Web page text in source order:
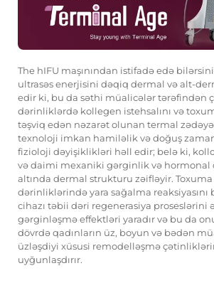
The hIFU maşınından istifadə edə
ultrasəs enerjisini dəqiq dermal və alt-
edir ki, bu da səthi müalicələr tərəfindən
dərinliklərdə kollegen istehsalını və
təşviq edən nəzarət olunan termal
texnoloji imkan hamiləlik və doğuş
fizioloji dəyişiklikləri həll edir; belə ki,
və daimi mexaniki gərginlik və
altında dermal strukturu zəifləyir. Toxuma
dərinliklərində yara sağalma reaksiyasını
cihazı təbii dəri regenerasiya proseslərini
gərginləşmə effektləri yaradır və bu da
dövrdə qadınların üz, boyun və bədən
üzləşdiyi xüsusi remodelləşmə
uyğunlaşdırır.